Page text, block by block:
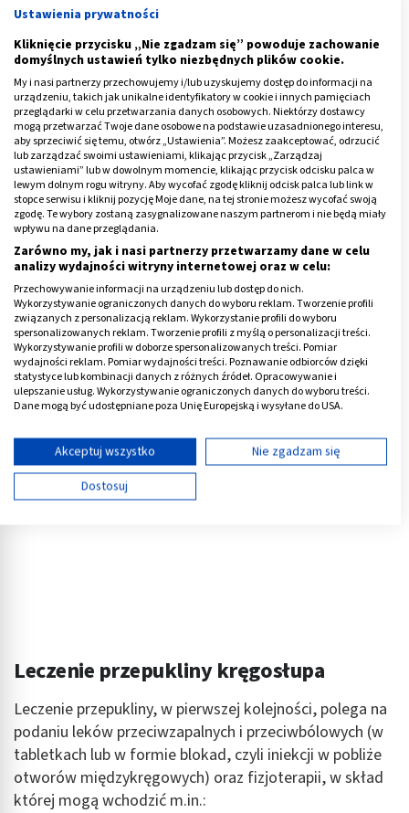
także u osób otyłych, narażonych na nadmierny stres,
który prowadzi do wzmożonego napięcia nerwowego.
Często dochodzi również do przepukliny kręgosłupa w
ciąży.
Sprawdź też, co to jest:Rwa barkowa
ZDROWIE
Stenoza kanału kręgowego -
rehabilitacja, leczenie, objawy
Przeczytaj
artykuł
​
Reklama
Leczenie przepukliny kręgosłupa
Leczenie przepukliny, w pierwszej kolejności, polega na
podaniu leków przeciwzapalnych i przeciwbólowych (w
tabletkach lub w formie blokad, czyli iniekcji w pobliże
otworów międzykręgowych) oraz fizjoterapii, w skład
której mogą wchodzić m.in.:
Ustawienia prywatności
Kliknięcie przycisku „Nie zgadzam się” powoduje zachowanie
domyślnych ustawień tylko niezbędnych plików cookie.
My i nasi partnerzy przechowujemy i/lub uzyskujemy dostęp do informacji na
urządzeniu, takich jak unikalne identyfikatory w cookie i innych pamięciach
przeglądarki w celu przetwarzania danych osobowych. Niektórzy dostawcy
mogą przetwarzać Twoje dane osobowe na podstawie uzasadnionego interesu,
aby sprzeciwić się temu, otwórz „Ustawienia”. Możesz zaakceptować, odrzucić
lub zarządzać swoimi ustawieniami, klikając przycisk „Zarządzaj
ustawieniami” lub w dowolnym momencie, klikając przycisk odcisku palca w
lewym dolnym rogu witryny. Aby wycofać zgodę kliknij odcisk palca lub link w
stopce serwisu i kliknij pozycję Moje dane, na tej stronie możesz wycofać swoją
zgodę. Te wybory zostaną zasygnalizowane naszym partnerom i nie będą miały
wpływu na dane przeglądania.
Zarówno my, jak i nasi partnerzy przetwarzamy dane w celu
analizy wydajności witryny internetowej oraz w celu:
Przechowywanie informacji na urządzeniu lub dostęp do nich.
Wykorzystywanie ograniczonych danych do wyboru reklam. Tworzenie profili
związanych z personalizacją reklam. Wykorzystanie profili do wyboru
spersonalizowanych reklam. Tworzenie profili z myślą o personalizacji treści.
Wykorzystywanie profili w doborze spersonalizowanych treści. Pomiar
wydajności reklam. Pomiar wydajności treści. Poznawanie odbiorców dzięki
statystyce lub kombinacji danych z różnych źródeł. Opracowywanie i
ulepszanie usług. Wykorzystywanie ograniczonych danych do wyboru treści.
Dane mogą być udostępniane poza Unię Europejską i wysyłane do USA.
Wyświetl listę partnerów (11 dostawców IAB)
Używamy Twoich danych w następujących celach:
Cele przetwarzania IAB:
Wykorzystanie profili do wyboru
spersonalizowanych reklam
Tworzenie profili w celu personalizacji treści
Wykorzystywanie profili w celu doboru
spersonalizowanych treści
Akceptuj wszystko
Nie zgadzam się
Dostosuj